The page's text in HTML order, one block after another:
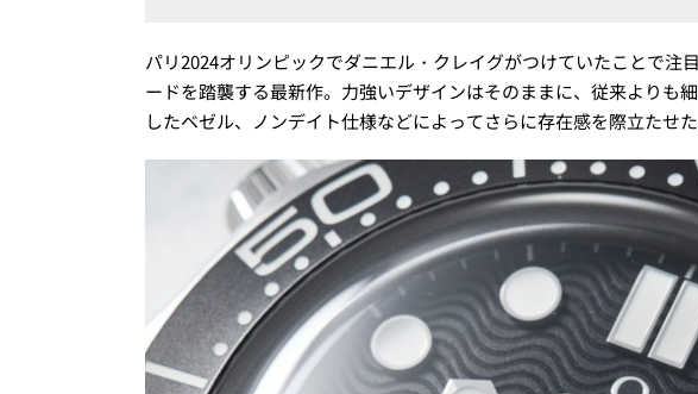
パリ2024オリンピックでダニエル・クレイグがつけていたことで注
ードを踏襲する最新作。力強いデザインはそのままに、従来よりも
したベゼル、ノンデイト仕様などによってさらに存在感を際立たせ